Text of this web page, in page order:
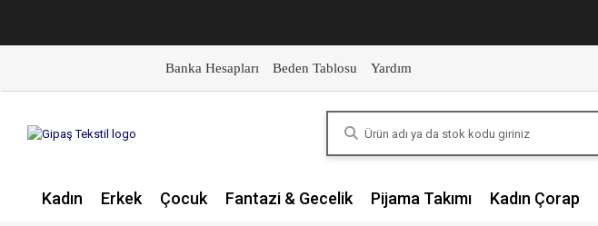
Banka Hesapları Beden Tablosu Yardım
Kadın Erkek Çocuk Fantazi & Gecelik Pijama Takımı Kadın Çorap